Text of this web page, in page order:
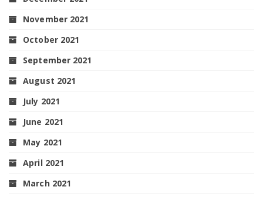
November 2021
October 2021
September 2021
August 2021
July 2021
June 2021
May 2021
April 2021
March 2021